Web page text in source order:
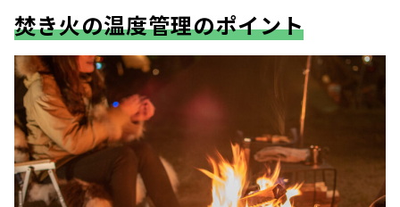
焚き火の温度管理のポイント